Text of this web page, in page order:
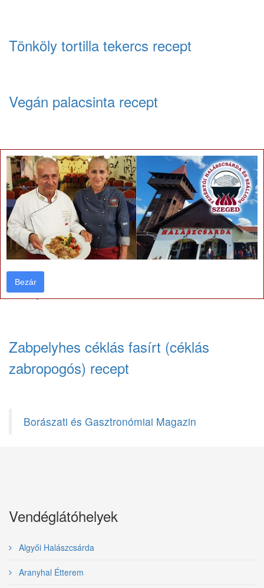
Tönköly tortilla tekercs recept
Vegán palacsinta recept
Vegán receptek
Vegán tavaszi omlett recept
Vörösáfonyás-hajdinás müzli szelet
recept
Zabpelyhes céklás fasírt (céklás
zabropogós) recept
Borászati és Gasztronómiai Magazin
Vendéglátóhelyek
Algyői Halászcsárda
Aranyhal Étterem
×
Bezár
Bezár